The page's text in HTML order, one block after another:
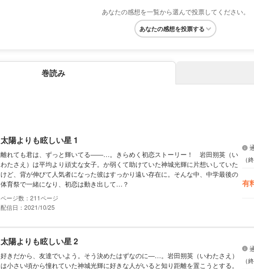
あなたの感想を一覧から選んで投票してください。
あなたの感想を投票する
巻読み
太陽よりも眩しい星 1
離れても君は、ずっと輝いてる――…。きらめく初恋ストーリー！ 岩田朔英（い
わたさえ）は平均より頑丈な女子。か弱くて助けていた神城光輝に片想いしていた
けど、背が伸びて人気者になった彼はすっかり遠い存在に。そんな中、中学最後の
体育祭で一緒になり、初恋は動き出して…？
211
配信日：2021/10/25
（
有
太陽よりも眩しい星 2
好きだから、友達でいよう。そう決めたはずなのに―…。岩田朔英（いわたさえ）
は小さい頃から憧れていた神城光輝に好きな人がいると知り距離を置こうとする。
（